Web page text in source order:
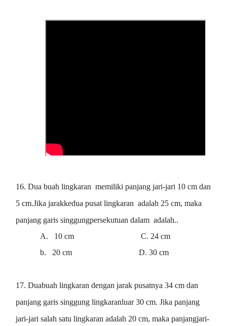
16. Dua buah lingkaran memiliki panjang jari-jari 10 cm dan
5 cm.Jika jarakkedua pusat lingkaran adalah 25 cm, maka
panjang garis singgungpersekutuan dalam adalah..
A.
10 cm C. 24 cm
b.
20 cm D. 30 cm
17. Duabuah lingkaran dengan jarak pusatnya 34 cm dan
panjang garis singgung lingkaranluar 30 cm. Jika panjang
jari-jari salah satu lingkaran adalah 20 cm, maka panjangjari-